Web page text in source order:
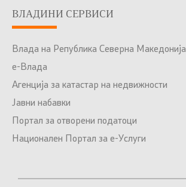
ВЛАДИНИ СЕРВИСИ
Влада на Република Северна Македонија
е-Влада
Агенција за катастар на недвижности
Јавни набавки
Портал за отворени податоци
Национален Портал за е-Услуги